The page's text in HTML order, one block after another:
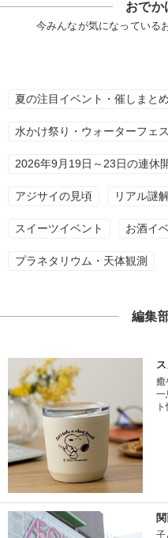
おでか
今みんなが気になっている
夏の注目イベント・催しまとめ
水かけ祭り・ウォーターフェス
2026年9月19日～23日の連休
アジサイの見頃 リアル謎
スイーツイベント お酒イ
プラネタリウム・天体観測
編集
癒
一
子